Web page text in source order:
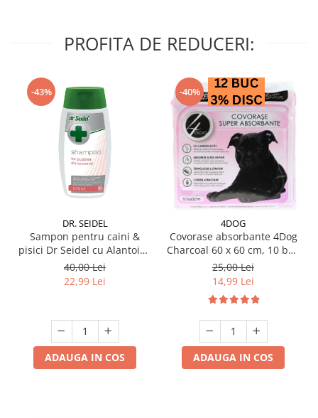
PROFITA DE REDUCERI:
-43%
DR. SEIDEL
Sampon pentru caini &
pisici Dr Seidel cu Alantoina
220 ml
40,00 Lei
22,99 Lei
ADAUGA IN COS
-40%
4DOG
Covorase absorbante 4Dog
Charcoal 60 x 60 cm, 10 buc
/ pachet
25,00 Lei
14,99 Lei
ADAUGA IN COS